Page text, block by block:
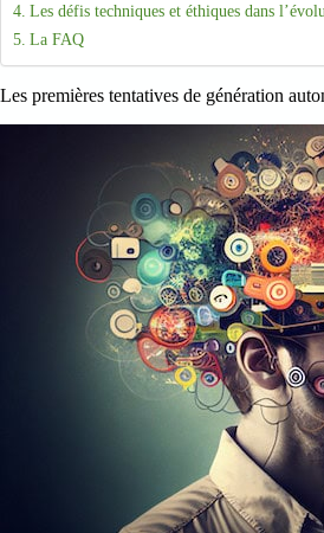
Les défis techniques et éthiques dans
La FAQ
Les premières tentatives de génération